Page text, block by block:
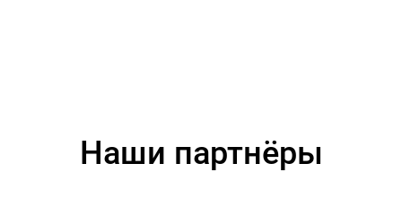
Наши партнёры